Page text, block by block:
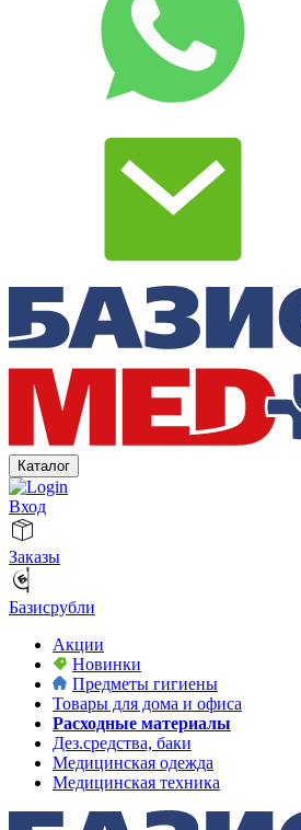
Каталог
Вход
Заказы
Базисрубли
Акции
Новинки
Предметы гигиены
Товары для дома и офиса
Расходные материалы
Дез.средства, баки
Медицинская одежда
Медицинская техника